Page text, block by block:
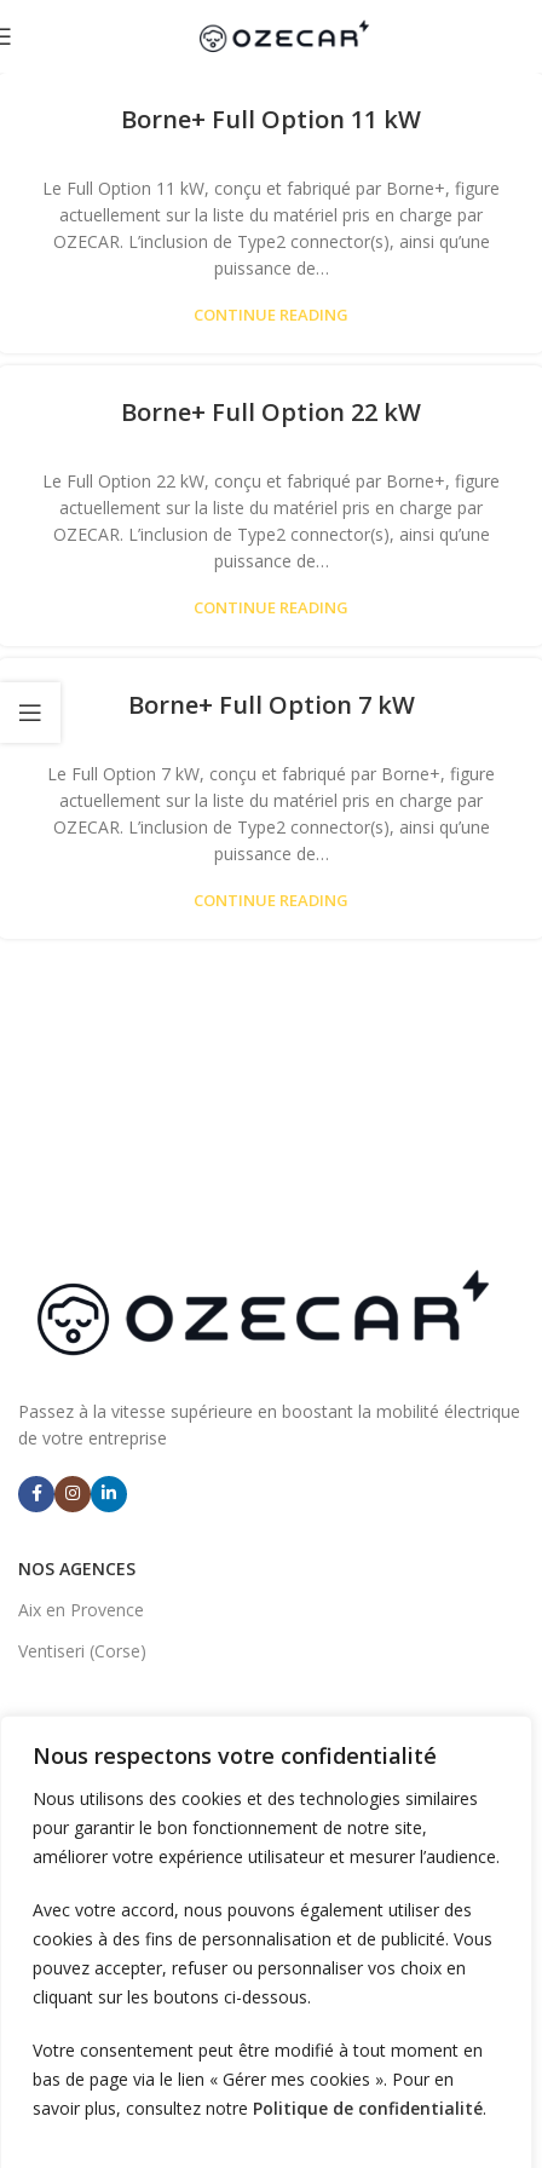
Nous respectons votre confidentialité
Nous utilisons des cookies et des technologies similaires
pour garantir le bon fonctionnement de notre site,
améliorer votre expérience utilisateur et mesurer l’audience.
Avec votre accord, nous pouvons également utiliser des
cookies à des fins de personnalisation et de publicité. Vous
pouvez accepter, refuser ou personnaliser vos choix en
cliquant sur les boutons ci-dessous.
Votre consentement peut être modifié à tout moment en
bas de page via le lien « Gérer mes cookies ». Pour en
savoir plus, consultez notre Politique de confidentialité.
Borne+ Full Option 11 kW
Le Full Option 11 kW, conçu et fabriqué par Borne+, figure
actuellement sur la liste du matériel pris en charge par
OZECAR. L’inclusion de Type2 connector(s), ainsi qu’une
puissance de…
CONTINUE READING
Borne+ Full Option 22 kW
Le Full Option 22 kW, conçu et fabriqué par Borne+, figure
actuellement sur la liste du matériel pris en charge par
OZECAR. L’inclusion de Type2 connector(s), ainsi qu’une
puissance de…
CONTINUE READING
Borne+ Full Option 7 kW
Le Full Option 7 kW, conçu et fabriqué par Borne+, figure
actuellement sur la liste du matériel pris en charge par
OZECAR. L’inclusion de Type2 connector(s), ainsi qu’une
puissance de…
CONTINUE READING
Passez à la vitesse supérieure en boostant la mobilité électrique
de votre entreprise
NOS AGENCES
Aix en Provence
Ventiseri (Corse)
Supermarchés et commerces
Flotte d'entreprise
Logistique et transport
RECHARGER
Supervision et monétique
En itinérance
A Domicile